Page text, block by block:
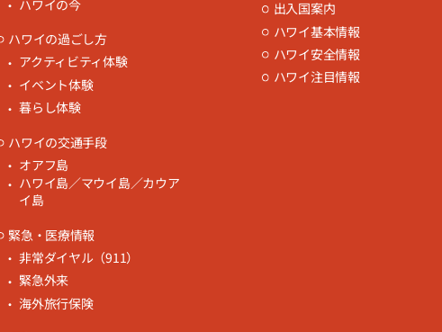
ハワイの今
ハワイの過ごし方
アクティビティ体験
イベント体験
暮らし体験
ハワイの交通手段
オアフ島
ハワイ島／マウイ島／カウア
イ島
緊急・医療情報
非常ダイヤル（911）
緊急外来
海外旅行保険
出入国案内
ハワイ基本情報
ハワイ安全情報
ハワイ注目情報